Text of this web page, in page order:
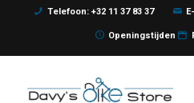
Telefoon: +32 11 37 83 37
Openingstijden